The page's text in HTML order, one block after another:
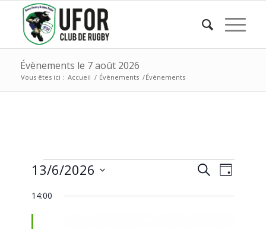
Évènements le 7 août 2026
Vous êtes ici : Accueil / Évènements /Évènements
Évènements
for
13
Recherche
de
vues
Jour
13/6/2026
une
14:00